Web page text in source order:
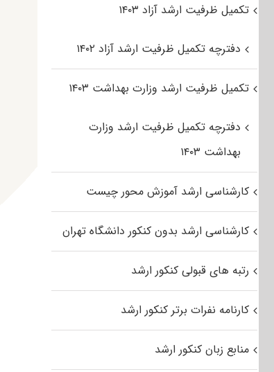
تکمیل ظرفیت ارشد آزاد ۱۴۰۳
دفترچه تکمیل ظرفیت ارشد آزاد ۱۴۰۲
تکمیل ظرفیت ارشد وزارت بهداشت ۱۴۰۳
دفترچه تکمیل ظرفیت ارشد وزارت
بهداشت ۱۴۰۳
کارشناسی ارشد آموزش محور چیست
کارشناسی ارشد بدون کنکور دانشگاه تهران
رتبه های قبولی کنکور ارشد
کارنامه نفرات برتر کنکور ارشد
منابع زبان کنکور ارشد